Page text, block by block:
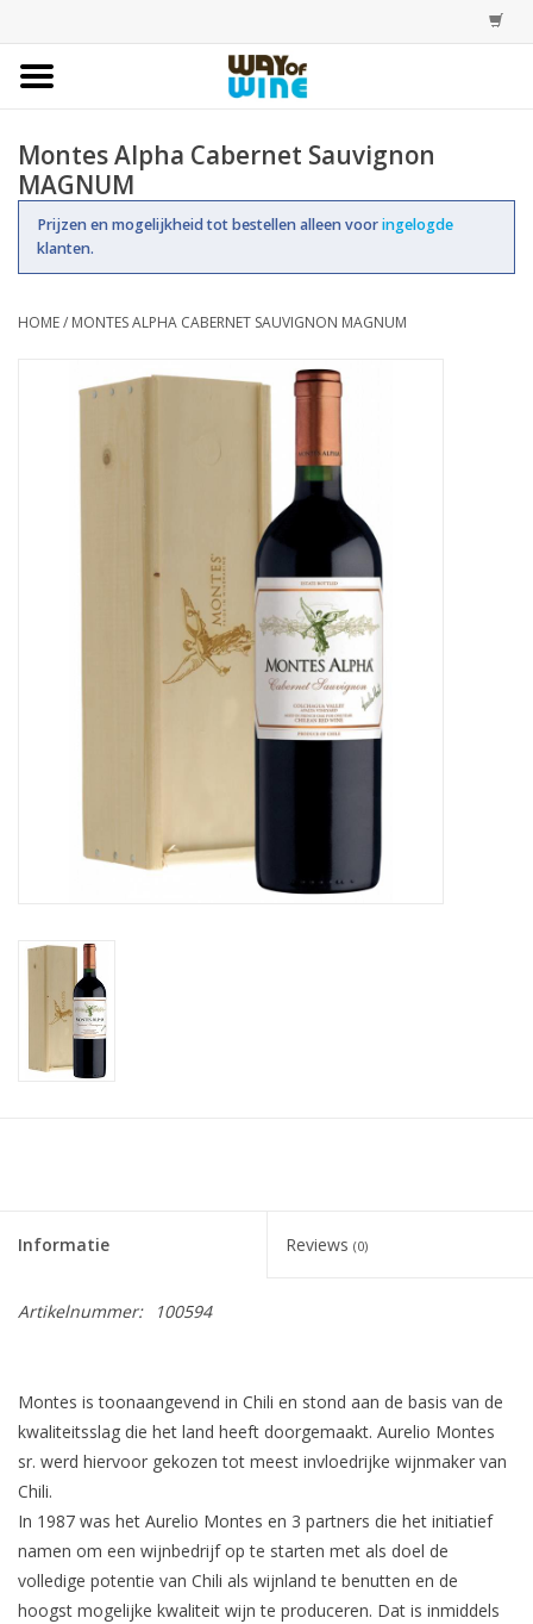
Bestellingen
Assortiment
Trainingen
Montes Alpha Cabernet Sauvignon
MAGNUM
Prijzen en mogelijkheid tot bestellen alleen vooringelogde
klanten.
HOME/ MONTES ALPHA CABERNET SAUVIGNON MAGNUM
Informatie Reviews (0)
Artikelnummer: 100594
Montes is toonaangevend in Chili en stond aan de basis van de
kwaliteitsslag die het land heeft doorgemaakt. Aurelio Montes
sr. werd hiervoor gekozen tot meest invloedrijke wijnmaker van
Chili.
In 1987 was het Aurelio Montes en 3 partners die het initiatief
namen om een wijnbedrijf op te starten met als doel de
volledige potentie van Chili als wijnland te benutten en de
hoogst mogelijke kwaliteit wijn te produceren. Dat is inmiddels